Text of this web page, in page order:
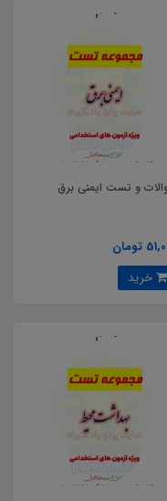
و تست ایمنی برق
تومان